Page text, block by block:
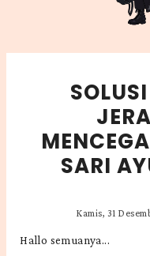
SARI
Kamis, 31
Hallo semuanya...